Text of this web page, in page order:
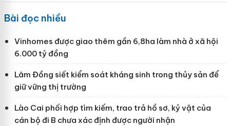
Bài đọc nhiều
Vinhomes được giao thêm gần 6,8ha làm nhà ở xã hội
6.000 tỷ đồng
Lâm Đồng siết kiểm soát kháng sinh trong thủy sản để
giữ vững thị trường
Lào Cai phối hợp tìm kiếm, trao trả hồ sơ, kỷ vật của
cán bộ đi B chưa xác định được người nhận